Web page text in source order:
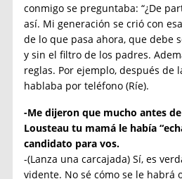
conmigo se preguntaba: “¿De
así. Mi generación se crió con
de lo que pasa ahora, que debe
y sin el filtro de los padres.
reglas. Por ejemplo, después de
hablaba por teléfono (Ríe).
-Me dijeron que mucho antes
Lousteau tu mamá le había
candidato para vos.
-(Lanza una carcajada) Sí, es
vidente. No sé cómo se le habrá